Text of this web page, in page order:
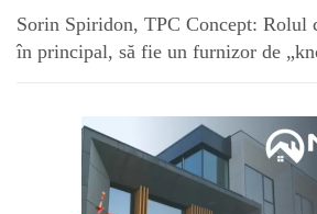
Sorin Spiridon, TPC Concept: Rolul
în principal, să fie un furnizor de